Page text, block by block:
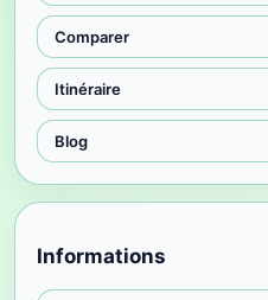
Comparer
Itinéraire
Blog
Informations